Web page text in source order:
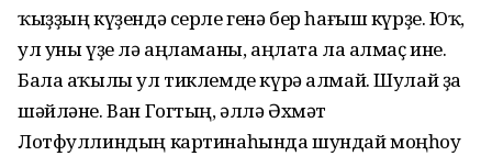
ҡыҙҙың күҙендә серле генә бер һағыш күрҙе. Юҡ,
ул уны үҙе лә аңламаны, аңлата ла алмаҫ ине.
Бала аҡылы ул тиклемде күрә алмай. Шулай ҙа
шәйләне. Ван Гогтың, әллә Әхмәт
Лотфуллиндың карти­наһында шундай моңһоу